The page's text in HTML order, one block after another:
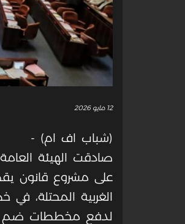
12 مايو 2026
(شباب اف ام) -
صادقت الهيئة العامة
على مشروع قانون
الغربية المحتلة،
لدفع مخططات ضم